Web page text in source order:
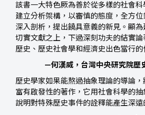
該書一大特色厥為善於從多樣的社會
建立分析架構，以審慎的態度，全方
深入剖析，提出饒具意義的新見。顯
切實文獻之上，下過深刻功夫的結實
歷史、歷史社會學和經濟史出色當行的
—何漢威，台灣中央研究院歷
歷史學家如果能熬過抽象理論的導論
富有啟發性的著作，它用社會科學的
說明對特殊歷史事件的詮釋能產生深遠